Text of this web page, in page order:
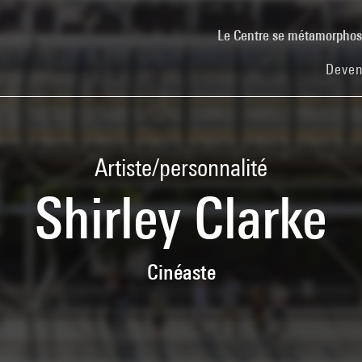
Le Centre se
Artiste/personnalité
Shirley Clarke
Cinéaste